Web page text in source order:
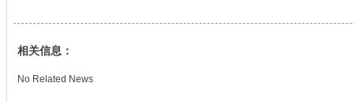
相关信息：
No Related News